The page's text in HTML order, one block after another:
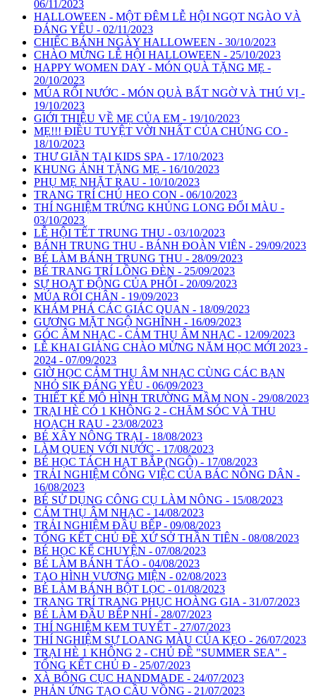
06/11/2023
HALLOWEEN - MỘT ĐÊM LỄ HỘI NGỌT NGÀO VÀ
ĐÁNG YÊU - 02/11/2023
CHIẾC BÁNH NGÀY HALLOWEEN - 30/10/2023
CHÀO MỪNG LỄ HỘI HALLOWEEN - 25/10/2023
HAPPY WOMEN DAY - MÓN QUÀ TẶNG MẸ -
20/10/2023
MÚA RỐI NƯỚC - MÓN QUÀ BẤT NGỜ VÀ THÚ VỊ -
19/10/2023
GIỚI THIỆU VỀ MẸ CỦA EM - 19/10/2023
MẸ!!! ĐIỀU TUYỆT VỜI NHẤT CỦA CHÚNG CO -
18/10/2023
THƯ GIÃN TẠI KIDS SPA - 17/10/2023
KHUNG ẢNH TẶNG MẸ - 16/10/2023
PHỤ MẸ NHẶT RAU - 10/10/2023
TRANG TRÍ CHÚ HEO CON - 06/10/2023
THÍ NGHIỆM TRỨNG KHỦNG LONG ĐỔI MÀU -
03/10/2023
LỄ HỘI TẾT TRUNG THU - 03/10/2023
BÁNH TRUNG THU - BÁNH ĐOÀN VIÊN - 29/09/2023
BÉ LÀM BÁNH TRUNG THU - 28/09/2023
BÉ TRANG TRÍ LỒNG ĐÈN - 25/09/2023
SỰ HOẠT ĐỘNG CỦA PHỔI - 20/09/2023
MÚA RỐI CHÂN - 19/09/2023
KHÁM PHÁ CÁC GIÁC QUAN - 18/09/2023
GƯƠNG MẶT NGỘ NGHĨNH - 16/09/2023
GÓC ÂM NHẠC - CẢM THỤ ÂM NHẠC - 12/09/2023
LỄ KHAI GIẢNG CHÀO MỪNG NĂM HỌC MỚI 2023 -
2024 - 07/09/2023
GIỜ HỌC CẢM THỤ ÂM NHẠC CÙNG CÁC BẠN
NHỎ SIK ĐÁNG YÊU - 06/09/2023
THIẾT KẾ MÔ HÌNH TRƯỜNG MẦM NON - 29/08/2023
TRẠI HÈ CÓ 1 KHÔNG 2 - CHĂM SÓC VÀ THU
HOẠCH RAU - 23/08/2023
BÉ XÂY NÔNG TRẠI - 18/08/2023
LÀM QUEN VỚI NƯỚC - 17/08/2023
BÉ HỌC TÁCH HẠT BẮP (NGÔ) - 17/08/2023
TRẢI NGHIỆM CÔNG VIỆC CỦA BÁC NÔNG DÂN -
16/08/2023
BÉ SỬ DỤNG CÔNG CỤ LÀM NÔNG - 15/08/2023
CẢM THỤ ÂM NHẠC - 14/08/2023
TRẢI NGHIỆM ĐẦU BẾP - 09/08/2023
TỔNG KẾT CHỦ ĐỀ XỨ SỞ THẦN TIÊN - 08/08/2023
BÉ HỌC KỂ CHUYỆN - 07/08/2023
BÉ LÀM BÁNH TÁO - 04/08/2023
TẠO HÌNH VƯƠNG MIỆN - 02/08/2023
BÉ LÀM BÁNH BỘT LỌC - 01/08/2023
TRANG TRÍ TRANG PHỤC HOÀNG GIA - 31/07/2023
BÉ LÀM ĐẦU BẾP NHÍ - 28/07/2023
THÍ NGHIỆM KEM TUYẾT - 27/07/2023
THÍ NGHIỆM SỰ LOANG MÀU CỦA KẸO - 26/07/2023
TRẠI HÈ 1 KHÔNG 2 - CHỦ ĐỀ "SUMMER SEA" -
TỔNG KẾT CHỦ Đ - 25/07/2023
XÀ BÔNG CỤC HANDMADE - 24/07/2023
PHẢN ỨNG TẠO CẦU VỒNG - 21/07/2023